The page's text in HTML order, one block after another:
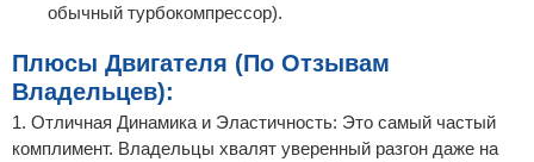
обычный турбокомпрессор).
Плюсы Двигателя (По Отзывам
Владельцев):
1. Отличная Динамика и Эластичность: Это самый частый
комплимент. Владельцы хвалят уверенный разгон даже на